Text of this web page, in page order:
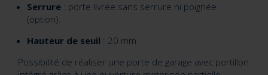
Serrure : porte livrée sans serrure ni poignée
(option).
Hauteur de seuil : 20 mm
Possibilité de réaliser une porte de garage avec portillon